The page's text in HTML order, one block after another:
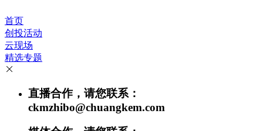
首页
创投活动
云现场
精选专题
直播合作，请您联系：
ckmzhibo@chuangkem.com